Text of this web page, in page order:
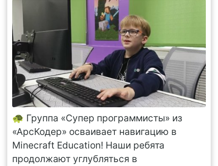
🐢 Группа «Супер программисты» из
«АрсКодер» осваивает навигацию в
Minecraft Education! Наши ребята
продолжают углубляться в